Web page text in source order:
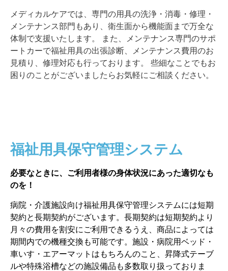
メディカルケアでは、専門の用具の洗浄・消毒・修理・
メンテナンス部門もあり、衛生面から機能面まで万全な
体制で支援いたします。 また、メンテナンス専門のサポ
ートカーで福祉用具の出張診断、メンテナンス費用のお
見積り、修理対応も行っております。 些細なことでもお
困りのことがございましたらお気軽にご相談ください。
福祉用具保守管理システム
必要なときに、ご利用者様の身体状況にあった適切なも
のを！
病院・介護施設向け福祉用具保守管理システムには短期
契約と長期契約がございます。長期契約は短期契約より
月々の費用を割安にご利用できるうえ、商品によっては
期間内での機種交換も可能です。施設・病院用ベッド・
車いす・エアーマットはもちろんのこと、昇降式テーブ
ルや特殊浴槽などの施設備品も多数取り扱っておりま